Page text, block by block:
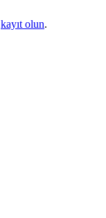
kayıt olun.